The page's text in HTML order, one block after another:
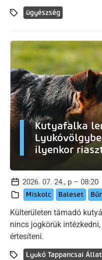
ügyészség
Kutyafalka
ilyenkor
2026. 07. 24., p – 08:20
Miskolc Baleset
Külterületen támadó
nincs jogkörük
értesíteni.
Lyukó Tappancsai